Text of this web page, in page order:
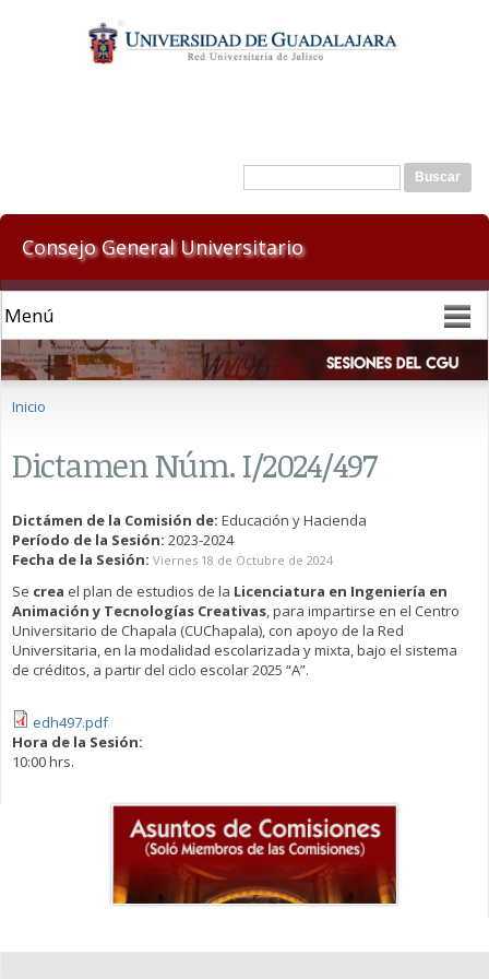
contenido
principal
Formulario de búsqueda
Buscar
Consejo General Universitario
Inicio
Dictamen Núm. I/2024/497
Dictámen de la Comisión de: Educación y Hacienda
Período de la Sesión: 2023-2024
Fecha de la Sesión: Viernes 18 de Octubre de 2024
Se crea el plan de estudios de la Licenciatura en Ingeniería en
Animación y Tecnologías Creativas, para impartirse en el Centro
Universitario de Chapala (CUChapala), con apoyo de la Red
Universitaria, en la modalidad escolarizada y mixta, bajo el sistema
de créditos, a partir del ciclo escolar 2025 “A”.
edh497.pdf
Hora de la Sesión:
10:00 hrs.